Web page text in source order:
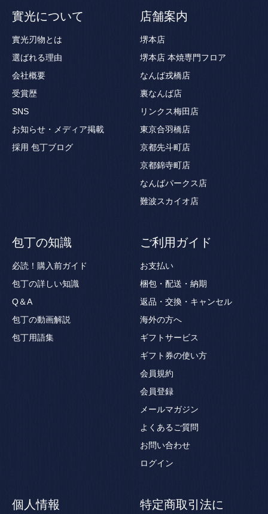
實光について
實光刃物とは
選ばれる理由
会社概要
受賞歴
SNS
お知らせ・メディア掲載
採用 包丁ブログ
店舗案内
堺本店
堺本店 本焼専門フロア
なんば戎橋店
裏なんば店
リンクス梅田店
東京合羽橋店
京都先斗町店
京都錦寺町店
なんばパークス店
難波スカイオ店
包丁の知識
必読！購入前ガイド
包丁の詳しい知識
Q＆A
包丁の動画解説
包丁用語集
ご利用ガイド
お支払い
梱包・配送・納期
返品・交換・キャンセル
海外の方へ
ギフトサービス
ギフト券の使い方
会員規約
会員登録
メールマガジン
よくあるご質問
お問い合わせ
ログイン
個人情報 特定商取引法に